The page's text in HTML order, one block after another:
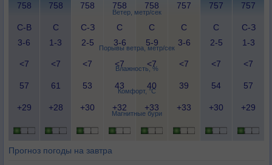
Ветер, метр/сек
Порывы ветра, метр/сек
Влажность, %
Комфорт, °C
Магнитные бури
758 758 758 758 758 757 757 757
С-В
3-6
С
1-3
С-З
2-5
С
3-6
С
5-9
С
3-6
С
2-5
С-З
1-3
<7 <7 <7 <7 <7 <7 <7 <7
57 61 53 43 40 39 54 57
+29 +28 +30 +32 +33 +33 +30 +29
Прогноз погоды на завтра